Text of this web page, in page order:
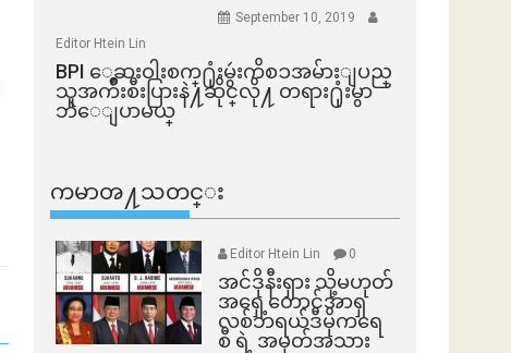
September 10, 2019
Editor Htein Lin
BPI ​ေဆးဝါးစက္​႐ုံးမွဴးကိစၥအမ်ားျပည္​
သူအက်ိဳးစီးပြားနဲ႔ဆိုင္​လို႔ တရား႐ုံးမွာ
ဘဲေျပာမယ္​
ကမာၻ႔သတင္း
Editor Htein Lin 0
အင်ဒိုနီးရှား သို့မဟုတ်
အရှေ့တောင်အာရှ
လစ်ဘရယ်ဒီမိုကရေ
စီ ရဲ့ အမှတ်အသား